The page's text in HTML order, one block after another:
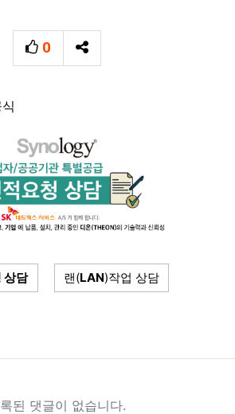
0
추천
SNS 공유
상담 랜(LAN)작업 상담
된 댓글이 없습니다.